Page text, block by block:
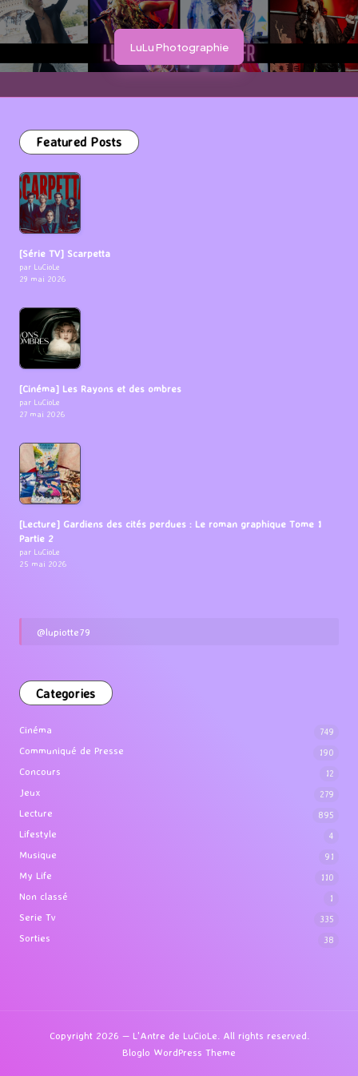
Featured Posts
par LuCioLe
29 mai 2026
par LuCioLe
27 mai 2026
[Lecture] Gardiens des cités perdues : Le roman graphique Tome 1
Categories
Cinéma 749
Communiqué de Presse 190
Concours 12
Jeux 279
Lecture 895
Lifestyle 4
Musique 91
My Life 110
Non classé 1